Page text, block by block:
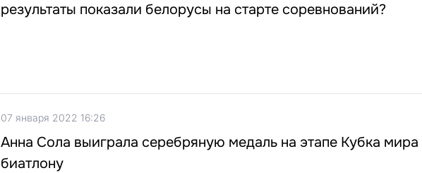
результаты показали белорусы на старте соревнований?
07 января 2022 16:26
Анна Сола выиграла серебряную медаль на этапе Кубка мира
биатлону